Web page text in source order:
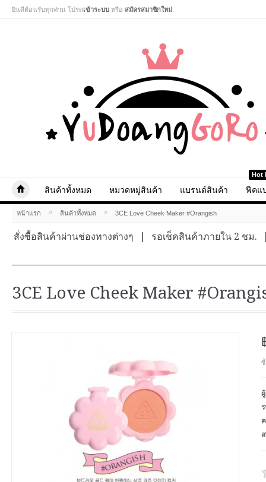
ยินดีต้อนรับทุกท่าน โปรดเข้าระบบ หรือ สมัครสมาชิกใหม่
สินค้าทั้งหมด หมวดหมู่สินค้า แบรนด์สินค้า
Hot
ฟีคแ
หน้าแรก » สินค้าทั้งหมด » 3CE Love Cheek Maker #Orangish
สั่งซื้อสินค้าผ่านช่องทางต่างๆ รอเช็คสินค้าภายใน 2 ชม.
3CE Love Cheek Maker